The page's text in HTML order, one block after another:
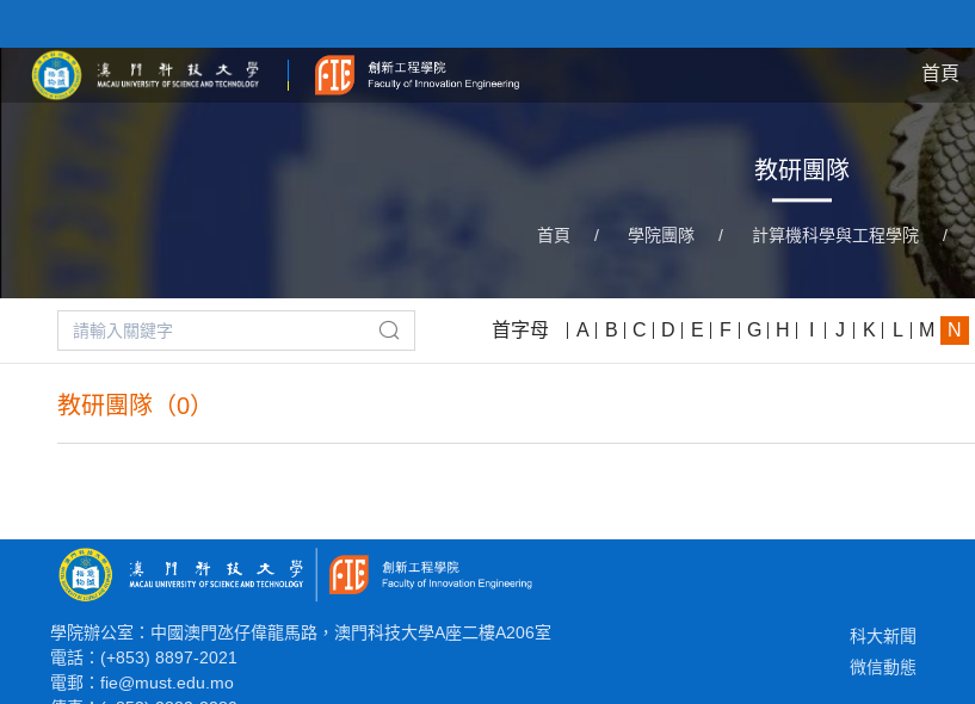
首頁
教研團隊
首頁 / 學院團隊 / 計算機科學與工程學院 /
首字母 A B C D E F G H J K L M N
教研團隊（0）
學院辦公室：中國澳門氹仔偉龍馬路，澳門科技大學A座二樓A206室
電話：(+853) 8897-2021
電郵：fie@must.edu.mo
科大新聞
微信動態